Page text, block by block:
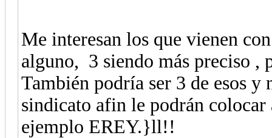
Me interesan los que vienen
alguno, 3 siendo más preciso ,
También podría ser 3 de esos
sindicato afin le podrán
ejemplo EREY.}ll!!